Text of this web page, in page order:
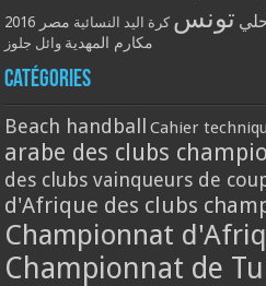
تونس كرة اليد النسائية مصر 2016
مكارم المهدية وائل جلوز
Catégories
Beach handball Cahier
arabe des clubs
des clubs vainqueurs de
d'Afrique des clubs
Championnat
Championnat de